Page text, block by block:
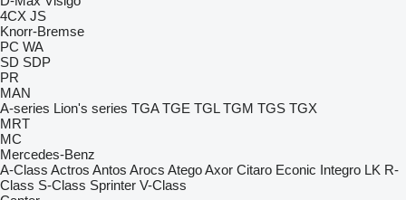
4CX JS
Knorr-Bremse
PC WA
SD SDP
PR
MAN
A-series Lion's series TGA TGE TGL TGM TGS TGX
MRT
MC
Mercedes-Benz
A-Class Actros Antos Arocs AtegoAxor Citaro Econic Integro LK R-
Class S-Class Sprinter V-Class